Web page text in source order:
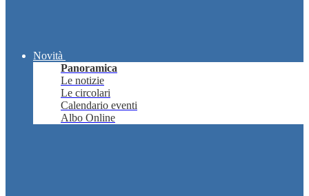
Novità
Panoramica
Le notizie
Le circolari
Calendario eventi
Albo Online